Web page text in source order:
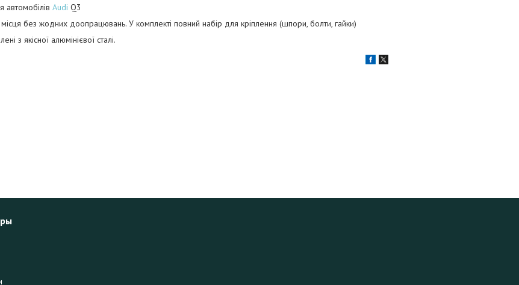
автомобілів Audi Q3
місця без жодних доопрацювань. У комплекті повний набір для кріплення (шпори, болти, гайки)
з якісної алюмінієвої сталі.